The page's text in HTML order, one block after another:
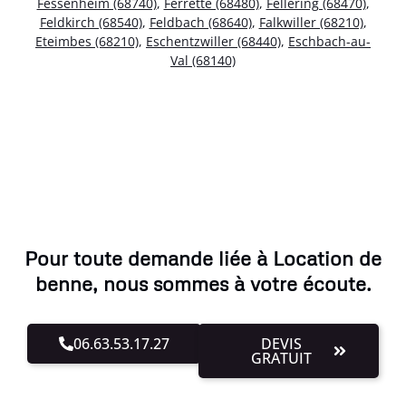
Feldkirch (68540), Feldbach (68640), Falkwiller (68210),
Eteimbes (68210), Eschentzwiller (68440), Eschbach-au-
Val (68140)
Pour toute demande liée à Location de
benne, nous sommes à votre écoute.
06.63.53.17.27 DEVIS
GRATUIT